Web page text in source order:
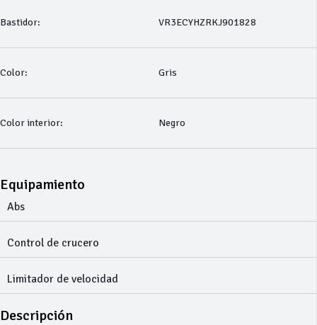
Bastidor: VR3ECYHZRKJ901828
Color: Gris
Color interior: Negro
Equipamiento
Abs
Control de crucero
Limitador de velocidad
Descripción